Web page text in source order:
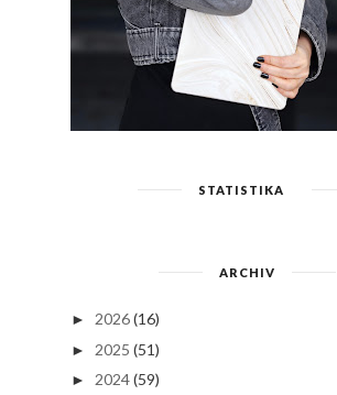
STATISTIKA
ARCHIV
► 2026(16)
► 2025 (51)
► 2024(59)